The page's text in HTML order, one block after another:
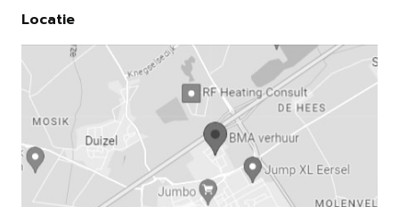
Locatie